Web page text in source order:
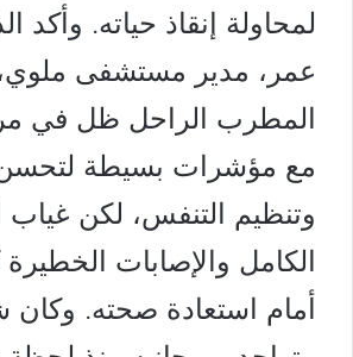
لمحاولة إنقاذ حياته. وأكد
عمر، مدير مستشفى
المطرب الراحل ظل في
مع مؤشرات بسيطة
وتنظيم التنفس، لكن غياب
الكامل والإصابات الخطيرة
أمام استعادة صحته. وكان